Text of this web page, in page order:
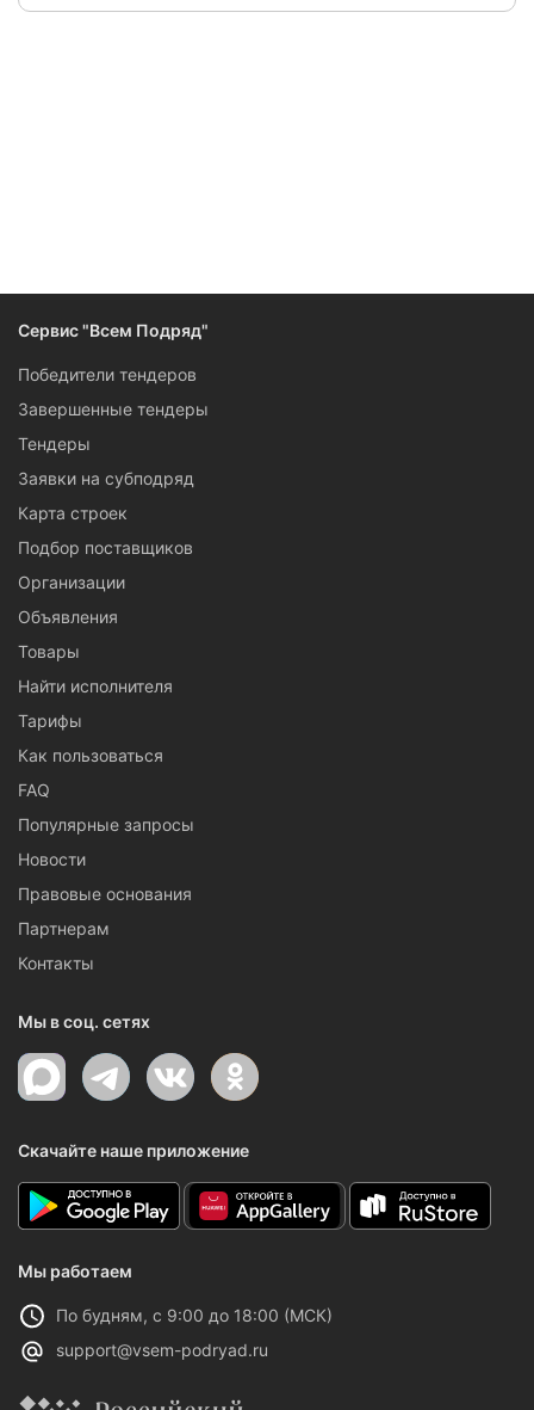
Сервис "Всем Подряд"
Победители тендеров
Завершенные тендеры
Тендеры
Заявки на субподряд
Карта строек
Подбор поставщиков
Организации
Объявления
Товары
Найти исполнителя
Тарифы
Как пользоваться
FAQ
Популярные запросы
Новости
Правовые основания
Партнерам
Контакты
Мы в соц. сетях
Скачайте наше приложение
Мы работаем
По будням, с 9:00 до 18:00 (МСК)
support@vsem-podryad.ru